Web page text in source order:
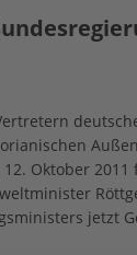
Hand am Abend in
Oktober
jetzt